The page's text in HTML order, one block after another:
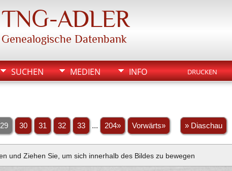
TNG-ADLER
Genealogische Datenbank
SUCHEN MEDIEN INFO DRUCKEN
29 30 31 32 33 ... 204» Vorwärts» » Diaschau